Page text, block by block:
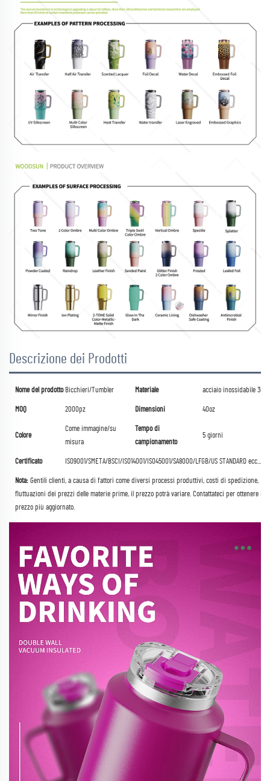
Descrizione dei Prodotti
Nome del prodotto Bicchieri/Tumbler Materiale acciaio inossidabile 304
MOQ 2000pz Dimensioni 40oz
Colore
Come immagine/su
misura
Tempo di
campionamento
5 giorni
Certificato ISO9001/SMETA/BSCI/ISO14001/ISO45001/SA8000/LFGB/US STANDARD ecc...
Nota: Gentili clienti, a causa di fattori come diversi processi produttivi, costi di spedizione,
fluttuazioni dei prezzi delle materie prime, il prezzo potrà variare. Contattateci per ottenere il
prezzo più aggiornato.